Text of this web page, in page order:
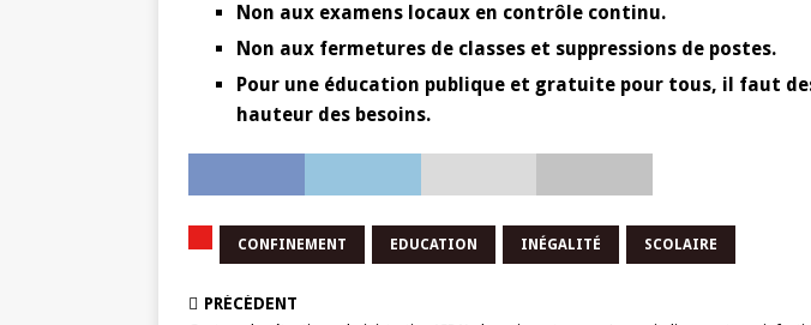
Non aux examens locaux en contrôle continu.
Non aux fermetures de classes et suppressions de postes.
Pour une éducation publique et gratuite pour tous, il faut
hauteur des besoins.
CONFINEMENT EDUCATION INÉGALITÉ SCOLAIRE
PRÉCÉDENT